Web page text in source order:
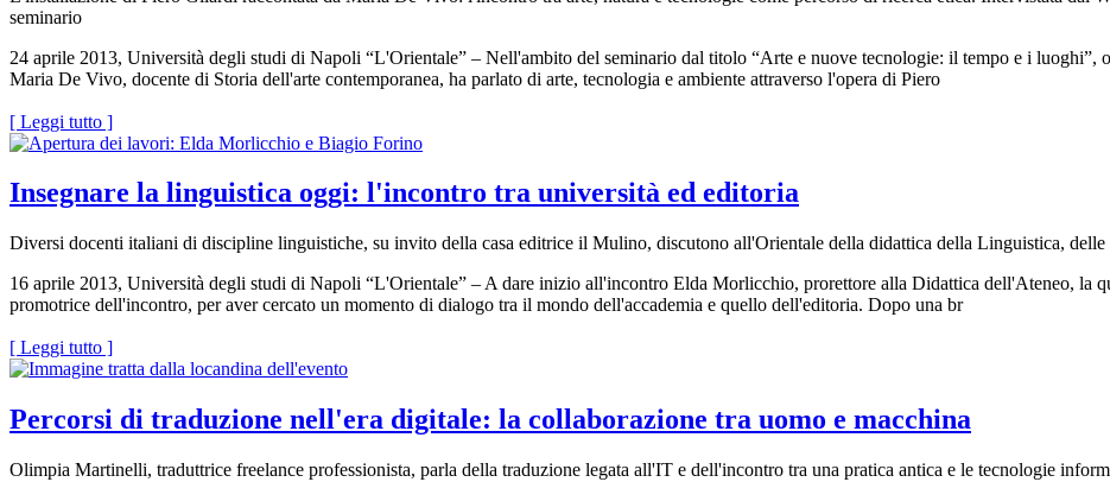
seminario
24 aprile 2013, Università degli studi di Napoli “L'Orientale” – Nell'ambito del seminario dal titolo “Arte e nuove tecnologie: il tempo e i luoghi”,
Maria De Vivo, docente di Storia dell'arte contemporanea, ha parlato di arte, tecnologia e ambiente attraverso l'opera di Piero
[ Leggi tutto ]
Insegnare la linguistica oggi: l'incontro tra università ed editoria
Diversi docenti italiani di discipline linguistiche, su invito della casa editrice il Mulino, discutono all'Orientale della didattica della Linguistica,
16 aprile 2013, Università degli studi di Napoli “L'Orientale” – A dare inizio all'incontro Elda Morlicchio, prorettore alla Didattica dell'Ateneo, la
promotrice dell'incontro, per aver cercato un momento di dialogo tra il mondo dell'accademia e quello dell'editoria. Dopo una br
[ Leggi tutto ]
Percorsi di traduzione nell'era digitale: la collaborazione tra uomo e macchina
Olimpia Martinelli, traduttrice freelance professionista, parla della traduzione legata all'IT e dell'incontro tra una pratica antica e le tecnologie